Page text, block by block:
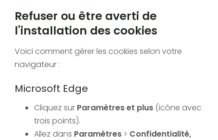
Refuser ou être averti de
l'installation des cookies
Voici comment gérer les cookies selon votre
navigateur :
Microsoft Edge
Cliquez sur Paramètres et plus (icône avec
trois points).
Allez dans Paramètres > Confidentialité,